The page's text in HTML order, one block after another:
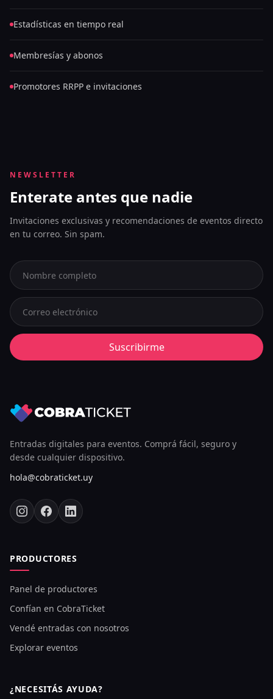
Estadísticas en tiempo real
Membresías y abonos
Promotores RRPP e invitaciones
NEWSLETTER
Enterate antes que nadie
Invitaciones exclusivas y recomendaciones de eventos directo
en tu correo. Sin spam.
Suscribirme
Entradas digitales para eventos. Comprá fácil, seguro y
desde cualquier dispositivo.
hola@cobraticket.uy
PRODUCTORES
Panel de productores
Confían en CobraTicket
Vendé entradas con nosotros
Explorar eventos
¿NECESITÁS AYUDA?